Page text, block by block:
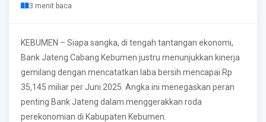
3 menit baca
KEBUMEN – Siapa sangka, di tengah tantangan ekonomi,
Bank Jateng Cabang Kebumen justru menunjukkan kinerja
gemilang dengan mencatatkan laba bersih mencapai Rp
35,145 miliar per Juni 2025. Angka ini menegaskan peran
penting Bank Jateng dalam menggerakkan roda
perekonomian di Kabupaten Kebumen.